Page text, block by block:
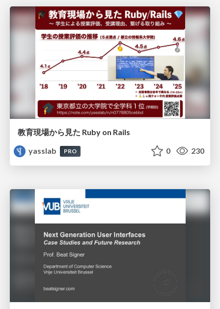
教育現場から見た Ruby on Rails
yasslab
PRO 0 230